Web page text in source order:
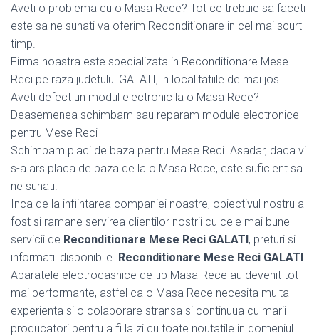
Aveti o problema cu o Masa Rece? Tot ce trebuie sa faceti
este sa ne sunati va oferim Reconditionare in cel mai scurt
timp.
Firma noastra este specializata in Reconditionare Mese
Reci pe raza judetului GALATI, in localitatiile de mai jos.
Aveti defect un modul electronic la o Masa Rece?
Deasemenea schimbam sau reparam module electronice
pentru Mese Reci
Schimbam placi de baza pentru Mese Reci. Asadar, daca vi
s-a ars placa de baza de la o Masa Rece, este suficient sa
ne sunati.
Inca de la infiintarea companiei noastre, obiectivul nostru a
fost si ramane servirea clientilor nostrii cu cele mai bune
servicii de Reconditionare Mese Reci GALATI, preturi si
informatii disponibile. Reconditionare Mese Reci GALATI
Aparatele electrocasnice de tip Masa Rece au devenit tot
mai performante, astfel ca o Masa Rece necesita multa
experienta si o colaborare stransa si continuua cu marii
producatori pentru a fi la zi cu toate noutatile in domeniul